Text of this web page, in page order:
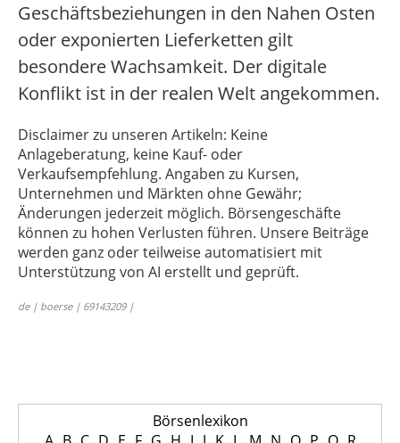
Geschäftsbeziehungen in den Nahen Osten
oder exponierten Lieferketten gilt
besondere Wachsamkeit. Der digitale
Konflikt ist in der realen Welt angekommen.
Disclaimer zu unseren Artikeln: Keine
Anlageberatung, keine Kauf- oder
Verkaufsempfehlung. Angaben zu Kursen,
Unternehmen und Märkten ohne Gewähr;
Änderungen jederzeit möglich. Börsengeschäfte
können zu hohen Verlusten führen. Unsere Beiträge
werden ganz oder teilweise automatisiert mit
Unterstützung von AI erstellt und geprüft.
de | boerse | 69143209 |
Börsenlexikon